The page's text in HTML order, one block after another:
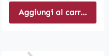
Aggiungi al carrello